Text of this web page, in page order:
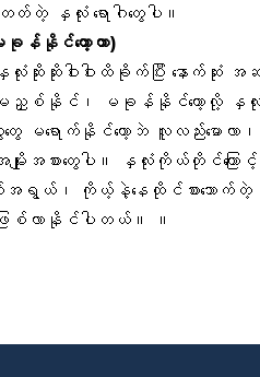
တဲ့ နှလုံး ရောဂါတွေပါ။
နိုင်တော့တာ)
ောင့် နှလုံးဆိုးဆိုးဝါးဝါးထိခိုက်ပြီး န
မညှစ်နိုင်၊ မခုန်နိုင်တော့လို့ နှလုံးဆီ
မရောက်နိုင်တော့ဘဲ လူလည်းမောလာ
ျိုးအစားတွေပါ။ နှလုံးကိုယ်တိုင်ကြော
ယ်၊ ကိုယ့်နဲ့နေထိုင်စားသောက်တဲ့ ပုံစံ
ဖြစ်လာနိုင်ပါတယ်။ ။